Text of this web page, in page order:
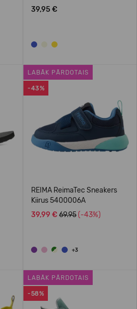
39,95 €
-43%
LABĀK PĀRDOTAIS
REIMA ReimaTec Sneakers
Kiirus 5400006A
39,99 € 69.95 (-43%)
+3
-58%
LABĀK PĀRDOTAIS